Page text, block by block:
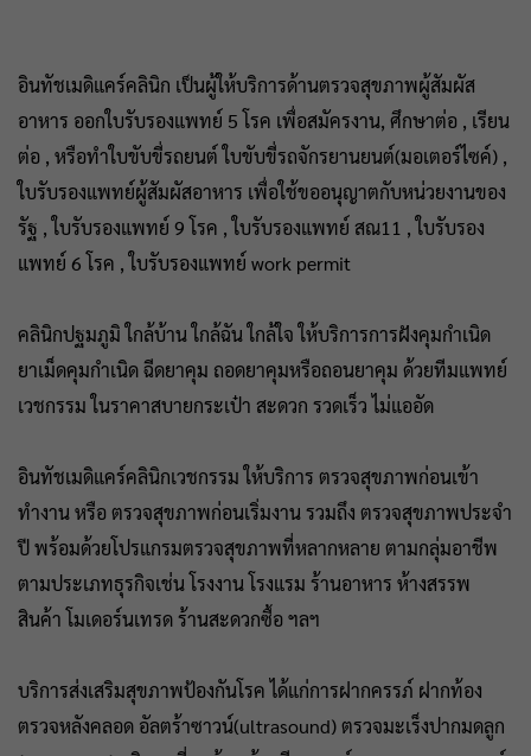
อินทัชเมดิแคร์คลินิก เป็นผู้ให้บริการด้านตรวจสุขภาพผู้สัมผัส
อาหาร ออกใบรับรองแพทย์ 5 โรค เพื่อสมัครงาน, ศึกษาต่อ , เรียน
ต่อ , หรือทำใบขับขี่รถยนต์ ใบขับขี่รถจักรยานยนต์(มอเตอร์ไซค์) ,
ใบรับรองแพทย์ผู้สัมผัสอาหาร เพื่อใช้ขออนุญาตกับหน่วยงานของ
รัฐ , ใบรับรองแพทย์ 9 โรค , ใบรับรองแพทย์ สณ11 , ใบรับรอง
แพทย์ 6 โรค , ใบรับรองแพทย์ work permit
คลินิกปฐมภูมิ ใกล้บ้าน ใกล้ฉัน ใกล้ใจ ให้บริการการฝังคุมกำเนิด
ยาเม็ดคุมกำเนิด ฉีดยาคุม ถอดยาคุมหรือถอนยาคุม ด้วยทีมแพทย์
เวชกรรม ในราคาสบายกระเป๋า สะดวก รวดเร็ว ไม่แออัด
อินทัชเมดิแคร์คลินิกเวชกรรม ให้บริการ ตรวจสุขภาพก่อนเข้า
ทำงาน หรือ ตรวจสุขภาพก่อนเริ่มงาน รวมถึง ตรวจสุขภาพประจำ
ปี พร้อมด้วยโปรแกรมตรวจสุขภาพที่หลากหลาย ตามกลุ่มอาชีพ
ตามประเภทธุรกิจเช่น โรงงาน โรงแรม ร้านอาหาร ห้างสรรพ
สินค้า โมเดอร์นเทรด ร้านสะดวกซื้อ ฯลฯ
บริการส่งเสริมสุขภาพป้องกันโรค ได้แก่การฝากครรภ์ ฝากท้อง
ตรวจหลังคลอด อัลตร้าซาวน์(ultrasound) ตรวจมะเร็งปากมดลูก